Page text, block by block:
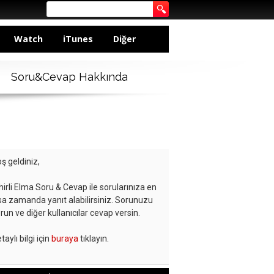
Watch iTunes Diğer
Soru&Cevap Hakkında
geldiniz,
Elma Soru & Cevap ile sorularınıza en
zamanda yanıt alabilirsiniz. Sorunuzu
ve diğer kullanıcılar cevap versin.
bilgi için buraya tıklayın.